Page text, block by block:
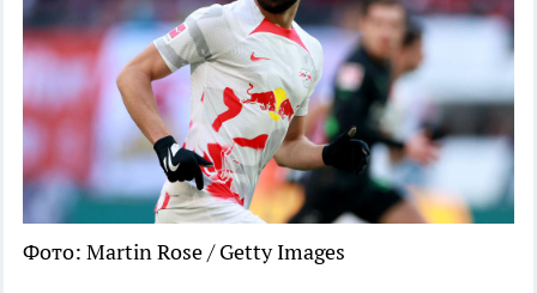
Фото: Martin Rose / Getty Images